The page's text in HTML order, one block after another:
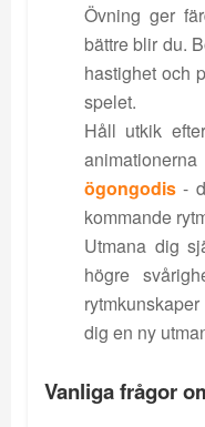
Övning ger
bättre blir du.
hastighet och
spelet.
Håll utkik
ögongodis -
kommande
Utmana dig
högre
dig en ny
Vanliga frågor